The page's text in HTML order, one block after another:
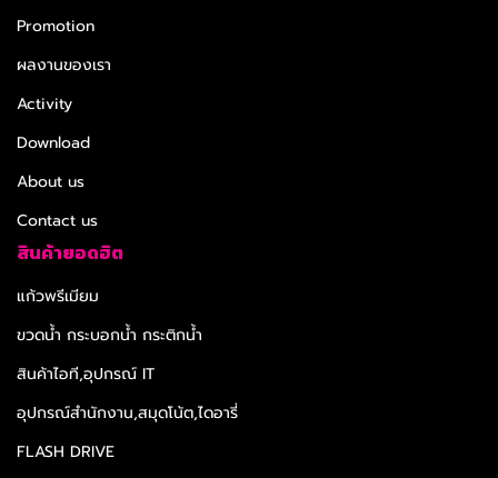
Promotion
ผลงานของเรา
Activity
Download
About us
Contact us
สินค้ายอดฮิต
แก้วพรีเมียม
ขวดน้ำ กระบอกน้ำ กระติกน้ำ
สินค้าไอที,อุปกรณ์ IT
อุปกรณ์สำนักงาน,สมุดโน้ต,ไดอารี่
FLASH DRIVE